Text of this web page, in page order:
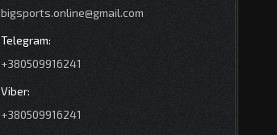
bigsports.online@gmail.com
+380509916241
+380509916241